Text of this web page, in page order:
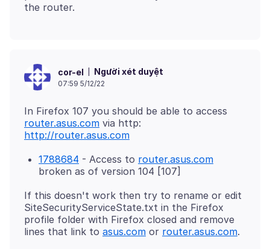
cor-el Người xét duyệt
07:59 5/12/22
In Firefox 107 you should be able to access
router.asus.com via http:
http://router.asus.com
1788684 - Access to router.asus.com
broken as of version 104 [107]
If this doesn't work then try to rename or edit
SiteSecurityServiceState.txt in the Firefox
profile folder with Firefox closed and remove
lines that link to asus.com or router.asus.com